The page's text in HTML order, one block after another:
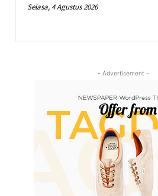
Selasa, 4 Agustus 2026
- Advertisement -